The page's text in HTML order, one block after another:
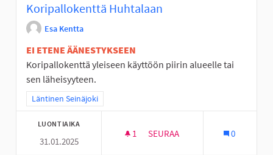
Koripallokenttä Huhtalaan
Esa Kentta
EI ETENE ÄÄNESTYKSEEN
Koripallokenttä yleiseen käyttöön piirin alueelle tai
sen läheisyyteen.
Rajaa tulokset teeman mukaan: Läntinen Seinäjoki
Läntinen Seinäjoki
LUONTIAIKA
31.01.2025
1 1 SEURAAJA
SEURAA 0